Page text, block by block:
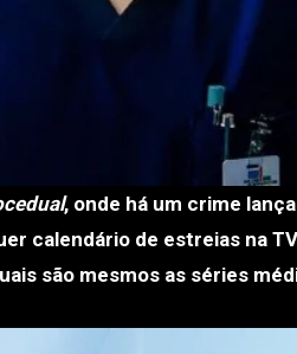
, onde há um crime
calendário de estreias na
são mesmos as séries